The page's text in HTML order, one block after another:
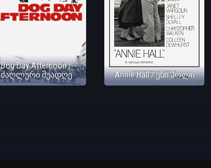
Dog Day Afternoon /
ძაღლური შუადღე
Annie Hall / ენი ჰოლი